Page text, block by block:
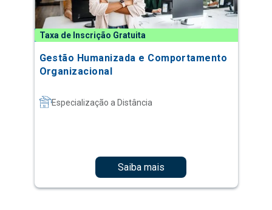
Taxa de Inscrição Gratuita
Gestão Humanizada e Comportamento
Organizacional
Especialização a Distância
Saiba mais